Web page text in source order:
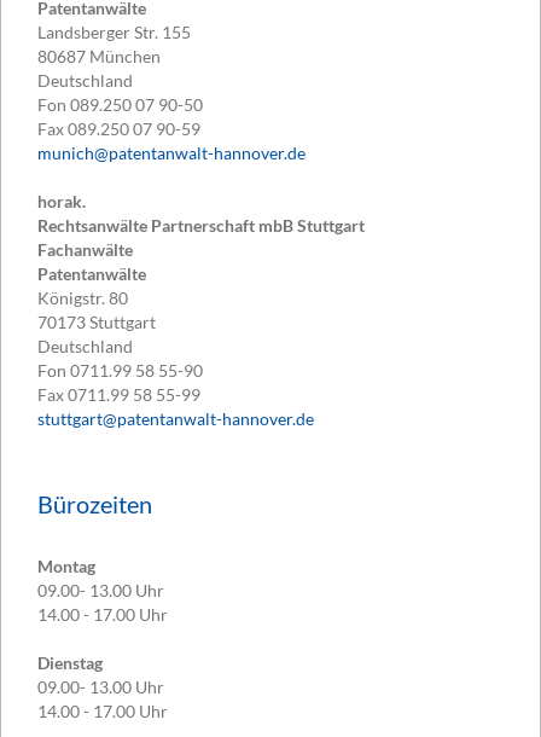
Patentanwälte
Landsberger Str. 155
80687 München
Deutschland
Fon 089.250 07 90-50
Fax089.250 07 90-59
munich@patentanwalt-hannover.de
horak.
Rechtsanwälte Partnerschaft mbB Stuttgart
Fachanwälte
Patentanwälte
Königstr. 80
70173Stuttgart
Deutschland
Fon 0711.99 58 55-90
Fax0711.99 58 55-99
stuttgart@patentanwalt-hannover.de
Bürozeiten
Montag
09.00- 13.00 Uhr
14.00 - 17.00 Uhr
Dienstag
09.00- 13.00 Uhr
14.00 - 17.00 Uhr